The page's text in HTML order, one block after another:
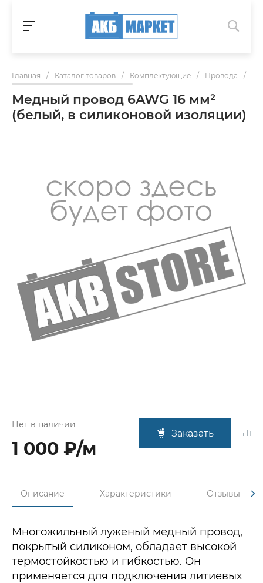
Главная / Каталог товаров / Комплектующие / Провода /
Медный провод 6AWG 16 мм²
(белый, в силиконовой изоляции)
Нет в наличии
1 000 ₽/м
Заказать
Описание Характеристики Отзывы
Многожильный луженый медный провод,
покрытый силиконом, обладает высокой
термостойкостью и гибкостью. Он
применяется для подключения литиевых